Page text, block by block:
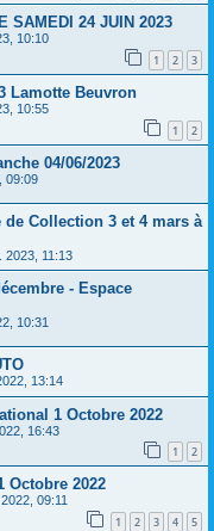
SAMEDI 24 JUIN 2023
10:10
1 2 3
Lamotte Beuvron
10:55
1 2
04/06/2023
09:09
Collection 3 et 4 mars à
2023, 11:13
- Espace
10:31
13:14
1 Octobre 2022
16:43
1 2
Octobre 2022
09:11
1 2 3 4 5